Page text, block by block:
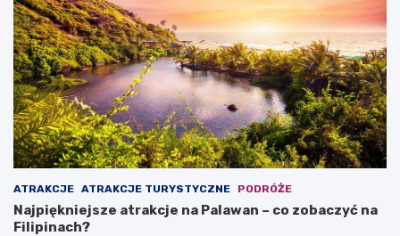
t
o
z
o
b
a
c
z
y
ć
?
w
P
o
l
s
c
e
ATRAKCJE ATRAKCJE TURYSTYCZNE PODRÓŻE
Najpiękniejsze atrakcje na Palawan – co zobaczyć na
Filipinach?